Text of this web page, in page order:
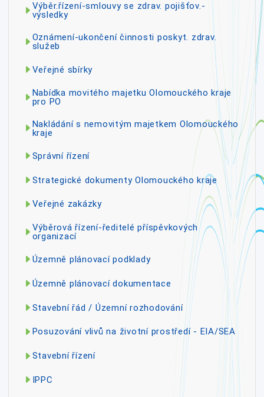
Výběr.řízení-smlouvy se zdrav. pojišťov.-
výsledky
Oznámení-ukončení činnosti poskyt. zdrav.
služeb
Veřejné sbírky
Nabídka movitého majetku Olomouckého kraje
pro PO
Nakládání s nemovitým majetkem Olomouckého
kraje
Správní řízení
Strategické dokumenty Olomouckého kraje
Veřejné zakázky
Výběrová řízení-ředitelé příspěvkových
organizací
Územně plánovací podklady
Územně plánovací dokumentace
Stavební řád / Územní rozhodování
Posuzování vlivů na životní prostředí - EIA/SEA
Stavební řízení
IPPC